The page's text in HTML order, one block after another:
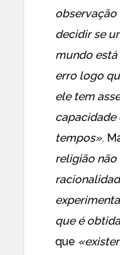
decidir se
mundo
erro logo
ele tem
capacidade
tempos».
religião não
que é
que